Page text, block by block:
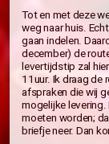
Iets
Winkel
Recepten
26
Beste
Tot en met
weg naar
gaan indelen.
december)
levertijdstip